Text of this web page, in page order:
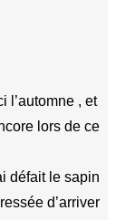
l’automne , et
lors de ce
défait le sapin
d’arriver